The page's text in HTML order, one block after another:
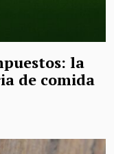
la
de comida